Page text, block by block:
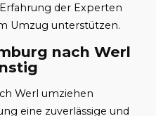
der Experten
Umzug unterstützen.
nach Werl
Werl umziehen
eine zuverlässige und